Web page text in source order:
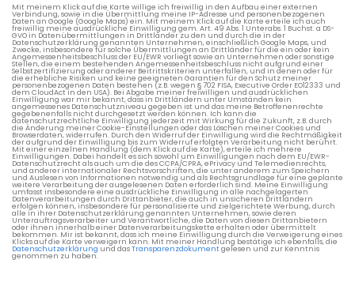
Mit meinem Klick auf die Karte willige ich freiwillig in den Aufbau einer externen
Verbindung, sowie in die Übermittlung meine IP-Adresse und personenbezogenen
Daten an Google (Google Maps) ein. Mit meinem Klick auf die Karte erteile ich auch
freiwillig meine ausdrückliche Einwilligung gem. Art. 49 Abs. 1 Unterabs. 1 Buchst. a DS-
GVO in Datenübermittlungen in Drittländer zu den und durch die in der
Datenschutzerklärung genannten Unternehmen, einschließlich Google Maps, und
Zwecke, insbesondere für solche Übermittlungen an Drittländer für die ein oder kein
Angemessenheitsbeschluss der EU/EWR vorliegt sowie an Unternehmen oder sonstige
Stellen, die einem bestehenden Angemessenheitsbeschluss nicht aufgrund einer
Selbstzertifizierung oder anderer Beitrittskriterien unterfallen, und in denen oder für
die erhebliche Risiken und keine geeigneten Garantien für den Schutz meiner
personenbezogenen Daten bestehen (z.B. wegen § 702 FISA, Executive Order EO12333 und
dem CloudAct in den USA). Bei Abgabe meiner freiwilligen und ausdrücklichen
Einwilligung war mir bekannt, dass in Drittländern unter Umständen kein
angemessenes Datenschutzniveau gegeben ist und das meine Betroffenenrechte
gegebenenfalls nicht durchgesetzt werden können. Ich kann die
datenschutzrechtliche Einwilligung jederzeit mit Wirkung für die Zukunft, z.B. durch
die Änderung meiner Cookie-Einstellungen oder das Löschen meiner Cookies und
Browserdaten, widerrufen. Durch den Widerruf der Einwilligung wird die Rechtmäßigkeit
der aufgrund der Einwilligung bis zum Widerruf erfolgten Verarbeitung nicht berührt.
Mit einer einzelnen Handlung (dem Klick auf die Karte), erteile ich mehrere
Einwilligungen. Dabei handelt es sich sowohl um Einwilligungen nach dem EU/EWR-
Datenschutzrecht als auch um die des CCPA/CPRA, ePrivacy und Telemedienrechts,
und anderer internationaler Rechtsvorschriften, die unter anderem zum Speichern
und Auslesen von Informationen notwendig und als Rechtsgrundlage für eine geplante
weitere Verarbeitung der ausgelesenen Daten erforderlich sind. Meine Einwilligung
umfasst insbesondere eine ausdrückliche Einwilligung in alle nachgelagerten
Datenverarbeitungen durch Drittanbieter, die auch in unsicheren Drittländern
erfolgen können, insbesondere für personalisierte und zielgerichtete Werbung, durch
alle in ihrer Datenschutzerklärung genannten Unternehmen, sowie deren
Unterauftragsverarbeiter und Verantwortliche, die Daten von diesen Drittanbietern
oder ihnen innerhalb einer Datenverarbeitungskette erhalten oder übermittelt
bekommen. Mir ist bekannt, dass ich meine Einwilligung durch die Verweigerung eines
Klicks auf die Karte verweigern kann. Mit meiner Handlung bestätige ich ebenfalls, die
Datenschutzerklärung und dasTransparenzdokumentgelesen und zur Kenntnis
genommen zu haben.